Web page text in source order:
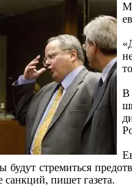
В
будут стремиться
санкций, пишет газета.